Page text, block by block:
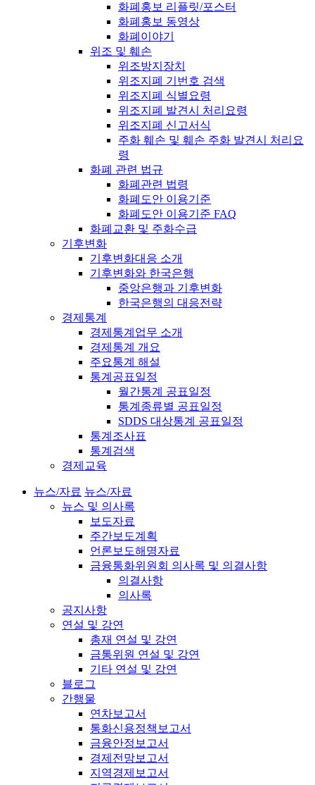
화폐홍보 리플릿/포스터
화폐홍보 동영상
화폐이야기
위조 및 훼손
위조방지장치
위조지폐 기번호 검색
위조지폐 식별요령
위조지폐 발견시 처리요령
위조지폐 신고서식
주화 훼손 및 훼손 주화 발견시 처리요
령
화폐 관련 법규
화폐관련 법령
화폐도안 이용기준
화폐도안 이용기준 FAQ
화폐교환 및 주화수급
기후변화
기후변화대응 소개
기후변화와 한국은행
중앙은행과 기후변화
한국은행의 대응전략
경제통계
경제통계업무 소개
경제통계 개요
주요통계 해설
통계공표일정
월간통계 공표일정
통계종류별 공표일정
SDDS 대상통계 공표일정
통계조사표
통계검색
경제교육
뉴스/자료 뉴스/자료
뉴스 및 의사록
보도자료
주간보도계획
언론보도해명자료
금융통화위원회 의사록 및 의결사항
의결사항
의사록
공지사항
연설 및 강연
총재 연설 및 강연
금통위원 연설 및 강연
기타 연설 및 강연
블로그
간행물
연차보고서
통화신용정책보고서
금융안정보고서
경제전망보고서
지역경제보고서